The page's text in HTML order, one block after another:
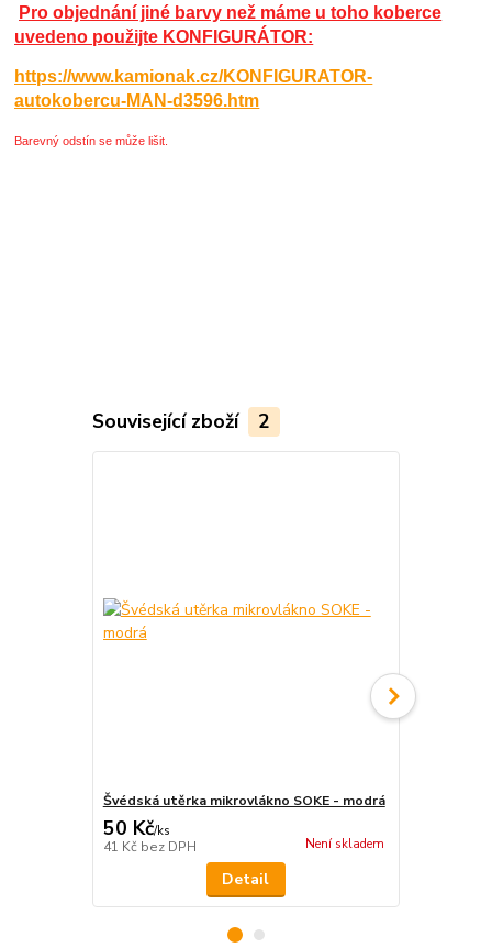
Pro objednání jiné barvy než máme u toho koberce
uvedeno použijte KONFIGURÁTOR:
https://www.kamionak.cz/KONFIGURATOR-
autokobercu-MAN-d3596.htm
Barevný odstín se může lišit.
Související zboží 2
Švédská utěrka mikrovlákno SOKE - modrá
50 Kč/ks
41 Kč bez DPH Není skladem
Detail